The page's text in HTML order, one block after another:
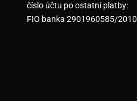
číslo účtu po ostatní platby:
FIO banka 2901960585/2010